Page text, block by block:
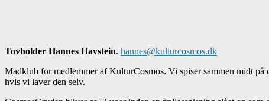
Tovholder Hannes Havstein. hannes@kulturcosmos.dk
Madklub for medlemmer af KulturCosmos. Vi spiser sammen midt
hvis vi laver den selv.